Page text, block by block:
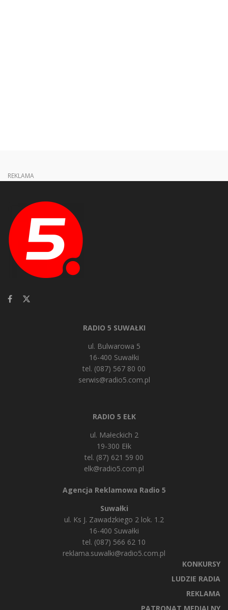
REKLAMA
RADIO 5 SUWAŁKI
ul. Bulwarowa 5
16-400 Suwałki
tel. (087) 567 80 00
serwis@radio5.com.pl
RADIO 5 EŁK
ul. Małeckich 2
19-300 Ełk
tel. (87) 621 59 00
elk@radio5.com.pl
Agencja Reklamowa Radio 5
Suwałki
ul. Ks J. Zawadzkiego 2 lok. 1.2
16-400 Suwałki
tel. (087) 566 62 10
reklama.suwalki@radio5.com.pl
KONKURSY
LUDZIE RADIA
REKLAMA